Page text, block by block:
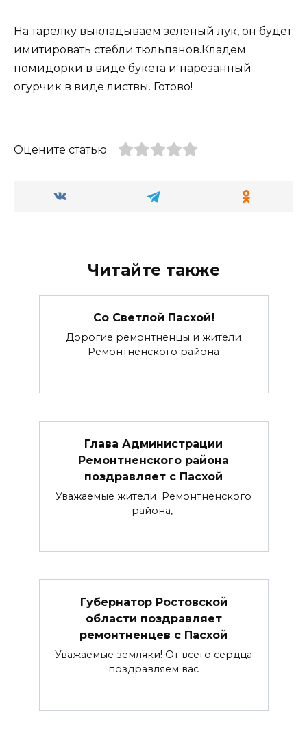
На тарелку выкладываем зеленый лук, он будет
имитировать стебли тюльпанов.Кладем
помидорки в виде букета и нарезанный
огурчик в виде листвы. Готово!
Оцените статью
Читайте также
Со Светлой Пасхой!
Дорогие ремонтненцы и жители
Ремонтненского района
Глава Администрации
Ремонтненского района
поздравляет с Пасхой
Уважаемые жители Ремонтненского
района,
Губернатор Ростовской
области поздравляет
ремонтненцев с Пасхой
Уважаемые земляки! От всего сердца
поздравляем вас